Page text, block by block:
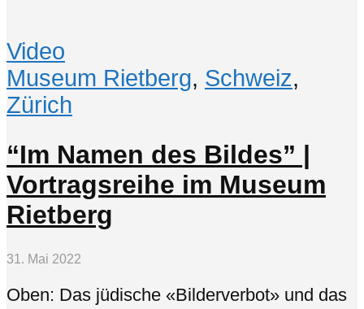
Video
Museum Rietberg, Schweiz,
Zürich
“Im Namen des Bildes” |
Vortragsreihe im Museum
Rietberg
31. Mai 2022
Oben: Das jüdische «Bilderverbot» und das